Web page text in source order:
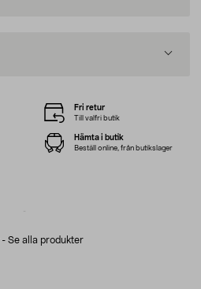
- Se alla produkter
Fri retur
Till valfri butik
Hämta i butik
Beställ online, från butikslager